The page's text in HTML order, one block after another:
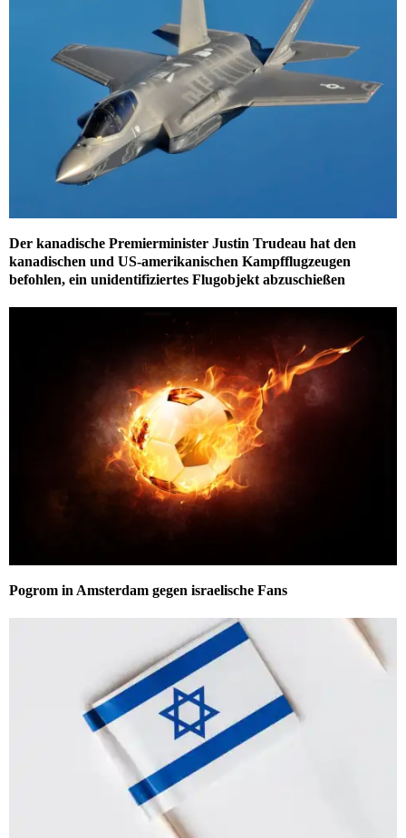
Der kanadische Premierminister Justin Trudeau hat den
kanadischen und US-amerikanischen Kampfflugzeugen
befohlen, ein unidentifiziertes Flugobjekt abzuschießen
Pogrom in Amsterdam gegen israelische Fans